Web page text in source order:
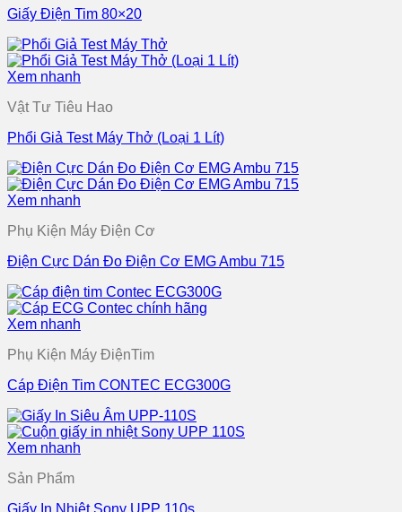
Giấy Điện Tim 80×20
Xem nhanh
Vật Tư Tiêu Hao
Phổi Giả Test Máy Thở (Loại 1 Lít)
Xem nhanh
Phụ Kiện Máy Điện Cơ
Điện Cực Dán Đo Điện Cơ EMG Ambu 715
Xem nhanh
Phụ Kiện Máy ĐiệnTim
Cáp Điện Tim CONTEC ECG300G
Xem nhanh
Sản Phẩm
Giấy In Nhiệt Sony UPP 110s